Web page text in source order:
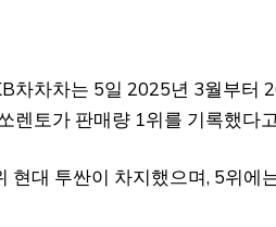
차차차는 5일 2025년 3월부터
렌토가 판매량 1위를 기록했다
현대 투싼이 차지했으며, 5위에